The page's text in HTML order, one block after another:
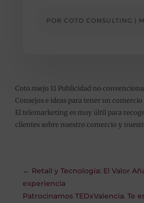
POR COTO CONSULTING |
Coto.nsejo 11 Publicidad no
Consejos e ideas para tener un comercio
El telemarketing es muy últil para
clientes sobre nuestro comercio y
← Retail y Tecnología: El Valor
experiencia
Patrocinamos TEDxValencia. Te